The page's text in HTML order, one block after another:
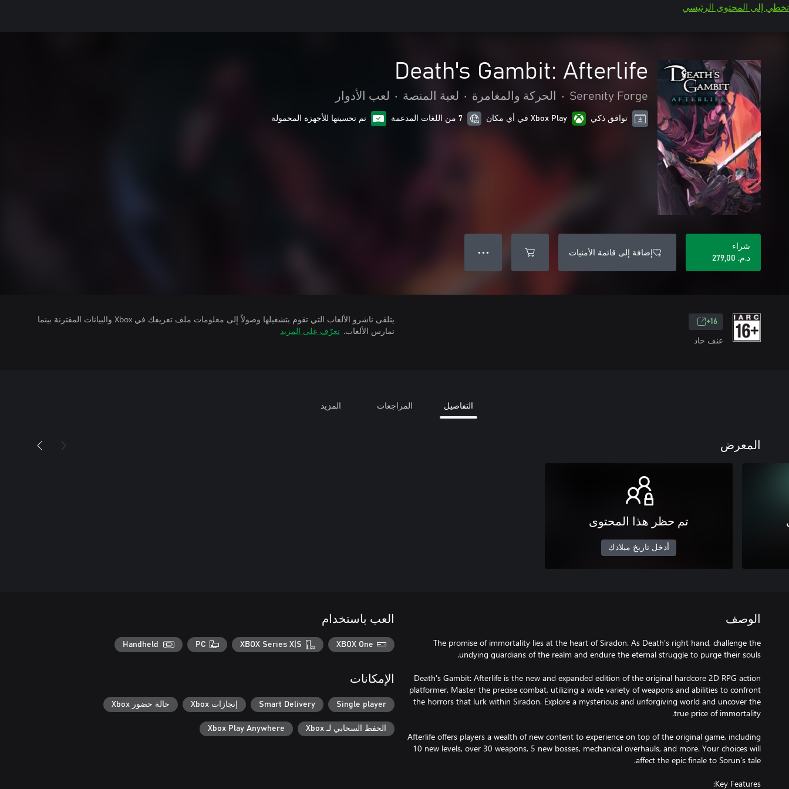
تخطي إلى المحتوى الرئيسي
Death's Gambit: Afterlife
Serenity Forge
• الحركة والمغامرة • لعبة المنصة • لعب الأدوار
توافق ذكي Xbox Play في أي مكان 7 من اللغات المدعمة تم تحسينها للأجهزة المحمولة
شراء
د.م.‏ 279,00
إضافة إلى قائمة الأمنيات ● ● ●
16+
عنف حاد
يتلقى ناشرو الألعاب التي تقوم بتشغيلها وصولاً إلى معلومات ملف تعريفك في Xbox والبيانات المقترنة بينما
تمارس الألعاب. تعرّف على المزيد
التفاصيل المراجعات المزيد
المعرض
تم حظر هذا المحتوى
أدخل تاريخ ميلادك
الوصف
The promise of immortality lies at the heart of Siradon. As Death's right hand, challenge the
Death's Gambit: Afterlife is the new and expanded edition of the original hardcore 2D RPG action
platformer. Master the precise combat, utilizing a wide variety of weapons and abilities to confront
the horrors that lurk within Siradon. Explore a mysterious and unforgiving world and uncover the
Afterlife offers players a wealth of new content to experience on top of the original game, including
10 new levels, over 30 weapons, 5 new bosses, mechanical overhauls, and more. Your choices will
العب باستخدام
XBOX One
XBOX Series X|S
PC
Handheld
الإمكانات
Single player
Smart Delivery إنجازات Xbox حالة حضور Xbox
الحفظ السحابي لـ Xbox Xbox Play Anywhere